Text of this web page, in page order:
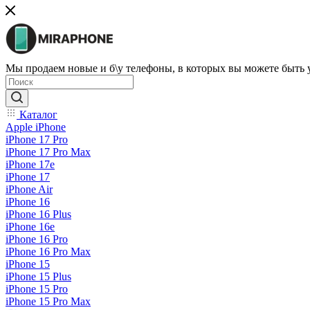
Мы продаем новые и б\у телефоны, в которых вы можете быть
Каталог
Apple iPhone
iPhone 17 Pro
iPhone 17 Pro Max
iPhone 17e
iPhone 17
iPhone Air
iPhone 16
iPhone 16 Plus
iPhone 16e
iPhone 16 Pro
iPhone 16 Pro Max
iPhone 15
iPhone 15 Plus
iPhone 15 Pro
iPhone 15 Pro Max